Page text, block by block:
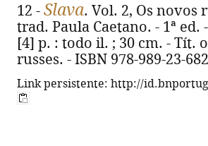
12 - Slava. Vol. 2, Os novos
trad. Paula Caetano. - 1ª ed.
[4] p. : todo il. ; 30 cm. - Tít.
russes. - ISBN 978-989-23-
Link persistente: http://